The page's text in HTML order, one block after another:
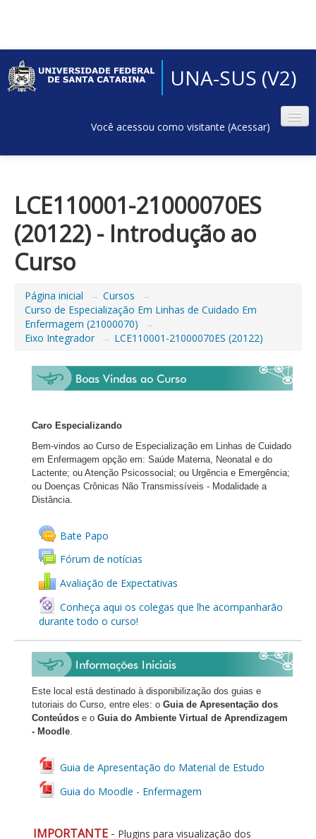
UNA-SUS (V2)
Você acessou como visitante (Acessar)
LCE110001-21000070ES
(20122) - Introdução ao
Curso
Página inicial → Cursos
→
Curso de Especialização Em Linhas de Cuidado Em
Enfermagem (21000070)
→
Eixo Integrador
→ LCE110001-21000070ES (20122)
Caro Especializando
Bem-vindos ao Curso de Especialização em Linhas de Cuidado
em Enfermagem opção em: Saúde Materna, Neonatal e do
Lactente; ou Atenção Psicossocial; ou Urgência e Emergência;
ou Doenças Crônicas Não Transmissíveis - Modalidade a
Distância.
Bate Papo
Fórum de notícias
Avaliação de Expectativas
Conheça aqui os colegas que lhe acompanharão
durante todo o curso!
Este local está destinado à disponibilização dos guias e
tutoriais do Curso, entre eles: o Guia de Apresentação dos
Conteúdos e o Guia do Ambiente Virtual de Aprendizagem
- Moodle.
Guia de Apresentação do Material de Estudo
Guia do Moodle - Enfermagem
IMPORTANTE - Plugins para visualização dos